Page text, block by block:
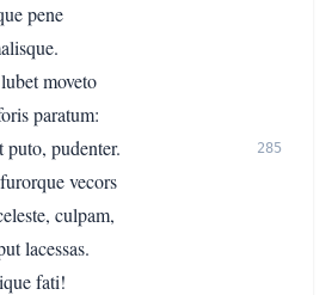
pene
moveto
paratum:
pudenter.
285
vecors
culpam,
lacessas.
fati!